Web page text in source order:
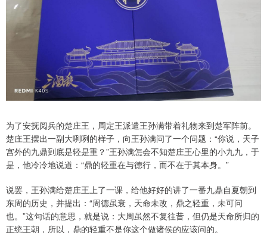
为了安抚阅兵的楚庄王，周定王派遣王孙满带着礼物来到楚军阵前。
楚庄王摆出一副大咧咧的样子，向王孙满问了一个问题：“你说，天子
宫外的九鼎到底是轻是重？”王孙满怎会不知楚庄王心里的小九九，于
是，他冷冷地说道：“鼎的轻重在与德行，而不在于其本身。”
说罢，王孙满给楚庄王上了一课，给他好好的讲了一番九鼎自夏朝到
东周的历史，并提出：“周德虽衰，天命未改，鼎之轻重，未可问
也。”这句话的意思，就是说：大周虽然不复往昔，但仍是天命所归的
正统王朝，所以，鼎的轻重不是你这个做诸侯的应该问的。